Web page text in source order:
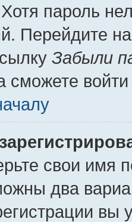
пароль
Перейдите
Забыли
сможете
свои имя
два
вы